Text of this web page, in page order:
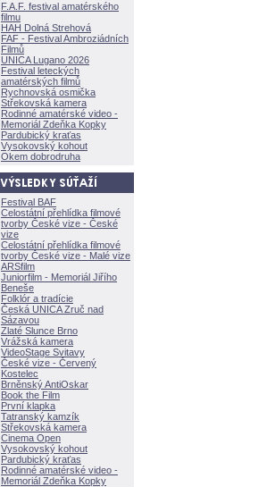
F.A.F. festival amatérského
filmu
HAH Dolná Strehov
FAF - Festival Ambroziádních
Filmů
UNICA Lugano 2026
Festival leteckých
amatérských filmů
Rychnovská osmička
Střekovská kamera
Rodinné amatérské video -
Memoriál Zdeňka Kopky
Pardubický kraťas
Vysokovský kohout
Okem dobrodruha
Festival BAF
Celostátní přehlídka filmové
tvorby České vize - České
vize
Celostátní přehlídka filmové
tvorby České vize - Malé vize
ARSfilm
Juniorfilm - Memoriál Jiřího
Beneše
Folklór a tradície
Česká UNICA Zruč nad
Sázavou
Zlaté Slunce Brno
Vrážská kamera
VideoStage Svitavy
České vize - Červený
Kostelec
Brněnský AntiOskar
Book the Film
První klapka
Tatranský kamzík
Střekovská kamera
Cinema Open
Vysokovský kohout
Pardubický kraťas
Rodinné amatérské video -
Memoriál Zdeňka Kopky